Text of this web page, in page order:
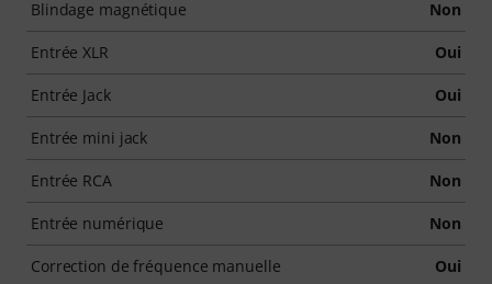
Blindage magnétique Non
Entrée XLR Oui
Entrée Jack Oui
Entrée mini jack Non
Entrée RCA Non
Entrée numérique Non
Correction de fréquence manuelle Oui